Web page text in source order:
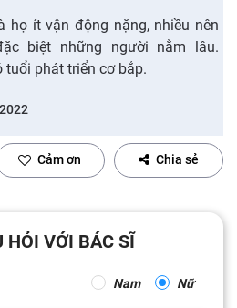
họ ít vận động nặng, nhiều nên
biệt những người nằm lâu.
tuổi phát triển cơ bắp.
Cảm ơn Chia sẻ
HỎI VỚI BÁC SĨ
Nam Nữ